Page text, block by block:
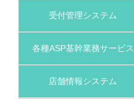
受付管理システム
各種ASP基幹業務サービス
店舗情報システム